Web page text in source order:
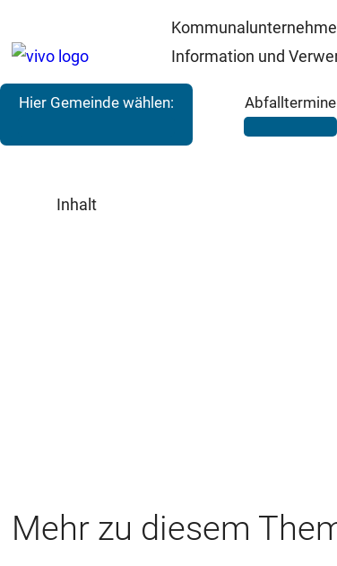
Information und
Hier Gemeinde wählen: Abfalltermine
Inhalt
Mehr zu diesem